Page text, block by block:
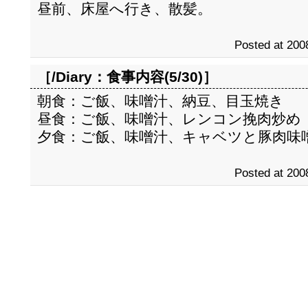
昼前、床屋へ行き、散髪。
Posted at
［/Diary： 食事内容(5/30)］
朝食：ご飯、味噌汁、納豆、目玉焼き
昼食：ご飯、味噌汁、レンコン挽肉炒め
夕食：ご飯、味噌汁、キャベツと豚肉味
Posted at